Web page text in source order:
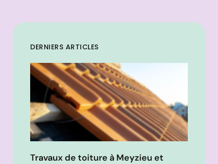
DERNIERS ARTICLES
Travaux de toiture à Meyzieu et